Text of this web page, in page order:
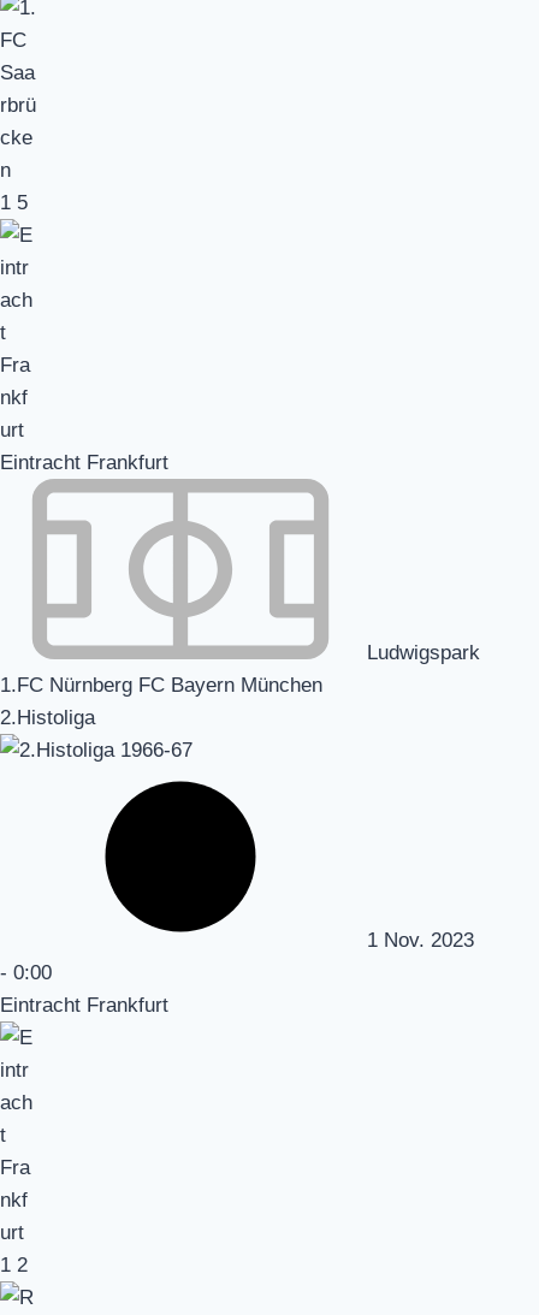
1 5
Eintracht Frankfurt
Ludwigspark
1.FC Nürnberg FC Bayern München
2.Histoliga
1 Nov. 2023
- 0:00
Eintracht Frankfurt
1 2